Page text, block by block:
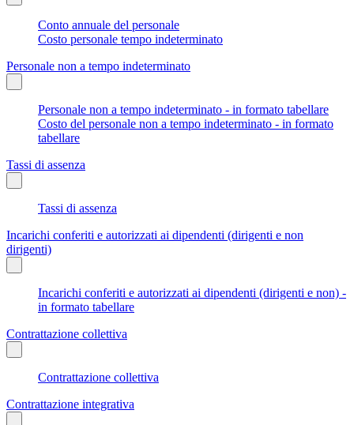
Conto annuale del personale
Costo personale tempo indeterminato
Personale non a tempo indeterminato
Personale non a tempo indeterminato - in formato tabellare
Costo del personale non a tempo indeterminato - in formato
tabellare
Tassi di assenza
Tassi di assenza
Incarichi conferiti e autorizzati ai dipendenti (dirigenti e non
dirigenti)
Incarichi conferiti e autorizzati ai dipendenti (dirigenti e non) -
in formato tabellare
Contrattazione collettiva
Contrattazione collettiva
Contrattazione integrativa